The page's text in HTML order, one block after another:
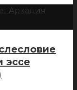
эссе